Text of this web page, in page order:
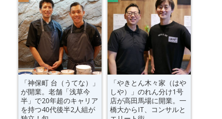
「神保町 台（うてな）」
が開業。老舗「浅草今
半」で20年超のキャリア
を持つ40代後半2人組が
「やきとん木々家（はや
しや）」のれん分け1号
店が高田馬場に開業。一
橋大からIT、コンサルと